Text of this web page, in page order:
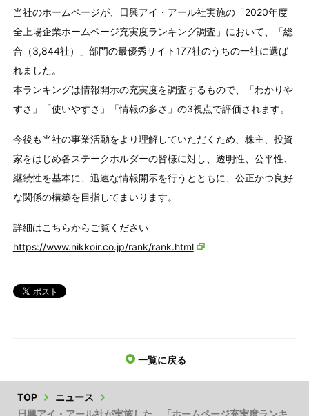
当社のホームページが、日興アイ・アール社実施の「2020年度
全上場企業ホームページ充実度ランキング調査」において、「総
合（3,844社）」部門の最優秀サイト177社のうちの一社に選ば
れました。
本ランキングは情報開示の充実度を調査するもので、「わかりや
すさ」「使いやすさ」「情報の多さ」の3視点で評価されます。
今後も当社の事業活動をより理解していただくため、株主、投資
家をはじめ各ステークホルダーの皆様に対し、透明性、公平性、
継続性を基本に、迅速な情報開示を行うとともに、公正かつ良好
な関係の構築を目指してまいります。
詳細はこちらからご覧ください
https://www.nikkoir.co.jp/rank/rank.html
一覧に戻る
TOP
ニュース
日興アイ・アール社が実施した、「ホームページ充実度ランキ